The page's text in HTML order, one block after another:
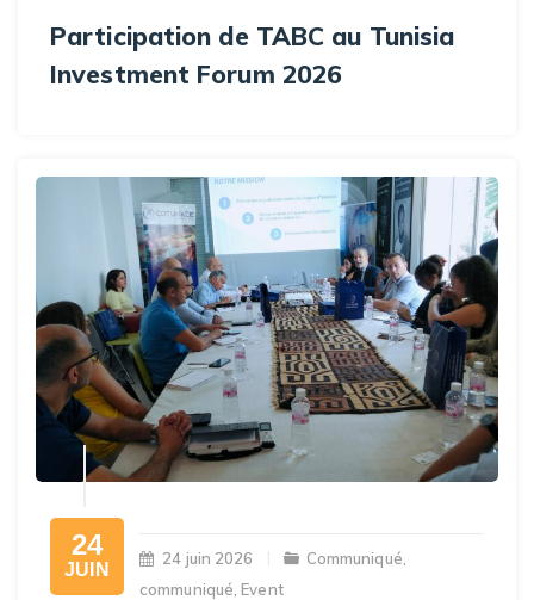
Participation de TABC au Tunisia
Investment Forum 2026
24
JUIN
24 juin 2026 Communiqué
communiqué ,Event